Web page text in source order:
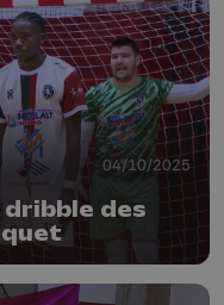
04/10/2025
dribble des